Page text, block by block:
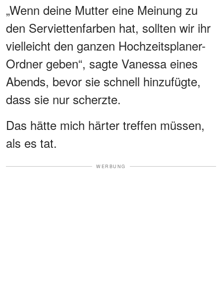
„Wenn deine Mutter eine Meinung zu
den Serviettenfarben hat, sollten wir ihr
vielleicht den ganzen Hochzeitsplaner-
Ordner geben“, sagte Vanessa eines
Abends, bevor sie schnell hinzufügte,
dass sie nur scherzte.
Das hätte mich härter treffen müssen,
als es tat.
WERBUNG